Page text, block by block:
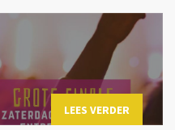
LEES VERDER